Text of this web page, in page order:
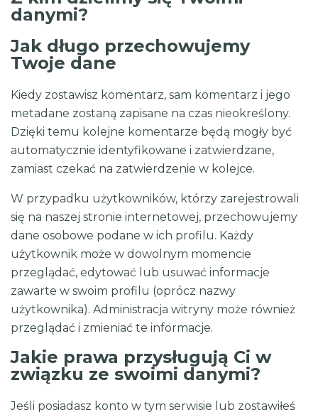
danymi?
Jak długo przechowujemy
Twoje dane
Kiedy zostawisz komentarz, sam komentarz i jego
metadane zostaną zapisane na czas nieokreślony.
Dzięki temu kolejne komentarze będą mogły być
automatycznie identyfikowane i zatwierdzane,
zamiast czekać na zatwierdzenie w kolejce.
W przypadku użytkowników, którzy zarejestrowali
się na naszej stronie internetowej, przechowujemy
dane osobowe podane w ich profilu. Każdy
użytkownik może w dowolnym momencie
przeglądać, edytować lub usuwać informacje
zawarte w swoim profilu (oprócz nazwy
użytkownika). Administracja witryny może również
przeglądać i zmieniać te informacje.
Jakie prawa przysługują Ci w
związku ze swoimi danymi?
Jeśli posiadasz konto w tym serwisie lub zostawiłeś